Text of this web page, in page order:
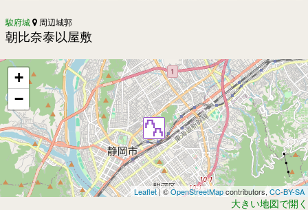
駿府城 周辺城郭
朝比奈泰以屋敷
+
−
Leaflet| ©OpenStreetMapcontributors, CC-BY-SA
大きい地図で開く